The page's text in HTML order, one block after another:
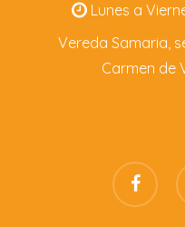
Lunes a
Vereda Samaria,
Carmen de
facebook